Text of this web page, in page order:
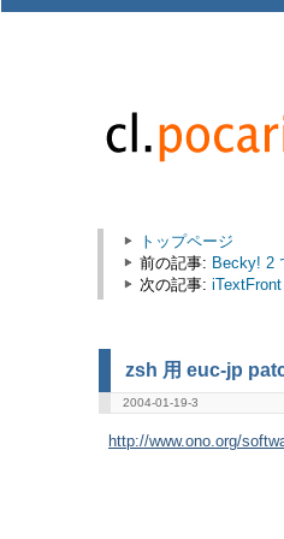
トップページ
前の記事: Becky! 2
次の記事:
zsh 用 euc-jp
2004-01-19-3
http://www.ono.org/